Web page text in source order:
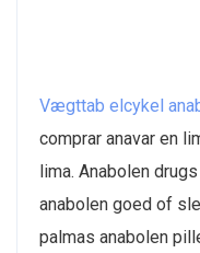
Vægttab elcykel
comprar anavar en
lima. Anabolen
anabolen goed of
palmas anabolen